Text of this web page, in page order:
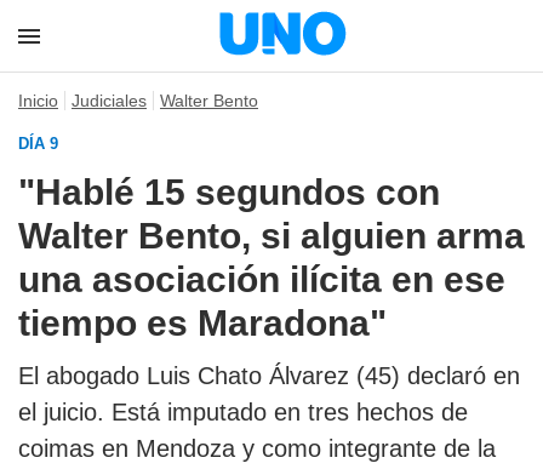
Inicio Judiciales Walter Bento
DÍA 9
"Hablé 15 segundos con
Walter Bento, si alguien arma
una asociación ilícita en ese
tiempo es Maradona"
El abogado Luis Chato Álvarez (45) declaró en
el juicio. Está imputado en tres hechos de
coimas en Mendoza y como integrante de la